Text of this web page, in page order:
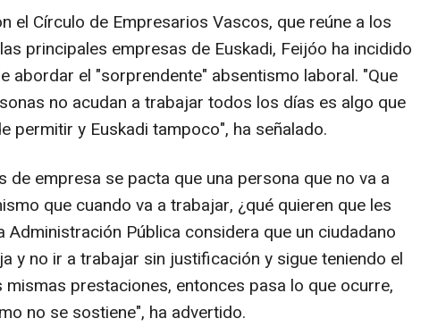
el Círculo de Empresarios Vascos, que reúne a los
principales empresas de Euskadi, Feijóo ha incidido
abordar el "sorprendente" absentismo laboral. "Que
no acudan a trabajar todos los días es algo que
permitir y Euskadi tampoco", ha señalado.
de empresa se pacta que una persona que no va a
que cuando va a trabajar, ¿qué quieren que les
Administración Pública considera que un ciudadano
y no ir a trabajar sin justificación y sigue teniendo el
prestaciones, entonces pasa lo que ocurre,
no se sostiene", ha advertido.